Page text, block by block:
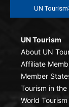
UN
UN Tourism
About UN
Affiliate
Member
Tourism in
World